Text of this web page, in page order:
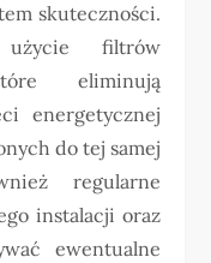
skuteczności.
filtrów
eliminują
energetycznej
do tej samej
regularne
instalacji oraz
ewentualne